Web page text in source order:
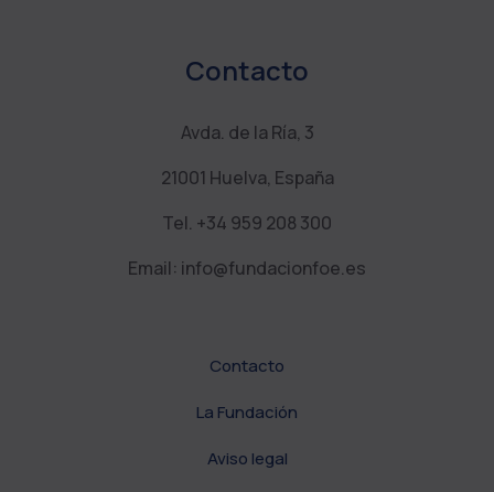
Contacto
Avda. de la Ría, 3
21001 Huelva, España
Tel. +34 959 208 300
Email: info@fundacionfoe.es
Contacto
La Fundación
Aviso legal